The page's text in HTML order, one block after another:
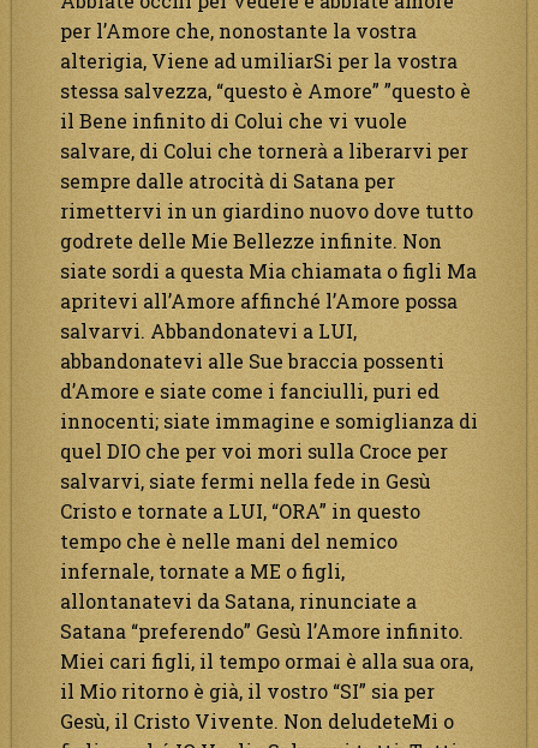
per l’Amore che, nonostante la vostra
alterigia, Viene ad umiliarSi per la vostra
stessa salvezza, “questo è Amore” ”questo è
il Bene infinito di Colui che vi vuole
salvare, di Colui che tornerà a liberarvi per
sempre dalle atrocità di Satana per
rimettervi in un giardino nuovo dove tutto
godrete delle Mie Bellezze infinite. Non
siate sordi a questa Mia chiamata o figli Ma
apritevi all’Amore affinché l’Amore possa
salvarvi. Abbandonatevi a LUI,
abbandonatevi alle Sue braccia possenti
d’Amore e siate come i fanciulli, puri ed
innocenti; siate immagine e somiglianza di
quel DIO che per voi mori sulla Croce per
salvarvi, siate fermi nella fede in Gesù
Cristo e tornate a LUI, “ORA” in questo
tempo che è nelle mani del nemico
infernale, tornate a ME o figli,
allontanatevi da Satana, rinunciate a
Satana “preferendo” Gesù l’Amore infinito.
Miei cari figli, il tempo ormai è alla sua ora,
il Mio ritorno è già, il vostro “SI” sia per
Gesù, il Cristo Vivente. Non deludeteMi o